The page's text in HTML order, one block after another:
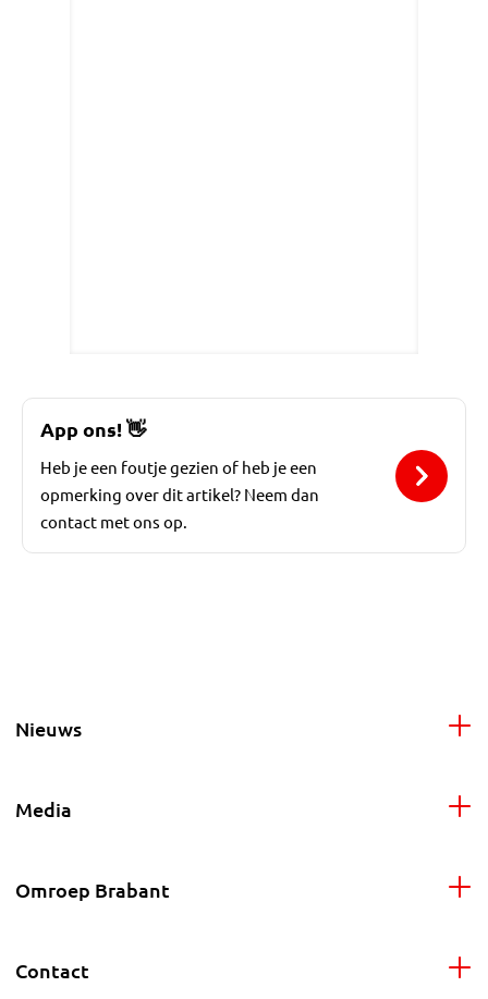
App ons!👋
Heb je een foutje gezien of heb je een
opmerking over dit artikel? Neem dan
contact met ons op.
Nieuws
Media
Omroep Brabant
Contact